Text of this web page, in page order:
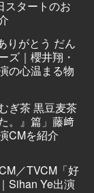
スタートのお
りがとう だん
ズ｜櫻井翔・
の心温まる物
ぎ茶 黒豆麦茶
。』篇」藤﨑
CMを紹介
／TVCM「好
Sihan Ye出演